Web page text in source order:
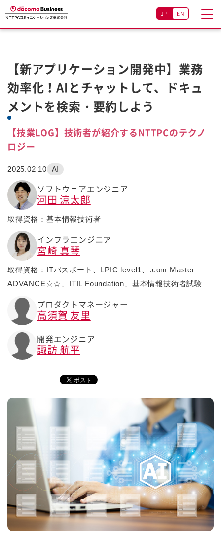
JP EN
【新アプリケーション開発中】業務
効率化！AIとチャットして、ドキュ
メントを検索・要約しよう
【技業LOG】技術者が紹介するNTTPCのテクノ
ロジー
2025.02.10 AI
ソフトウェアエンジニア
河田 涼太郎
取得資格：基本情報技術者
インフラエンジニア
宮崎 真琴
取得資格：ITパスポート、LPIC level1、.com Master
ADVANCE☆☆、ITIL Foundation、基本情報技術者試験
プロダクトマネージャー
高須賀 友里
開発エンジニア
諏訪 航平